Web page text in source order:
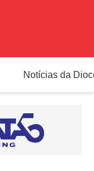
Notícias da